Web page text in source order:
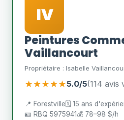
IV
Peintures
Vaillancourt
Propriétaire : Isabelle
★★★★★5.0/5(114 avis
📍 Forestville🗓️ 15 ans
🪪 RBQ 5975941💰 78–98 $/h